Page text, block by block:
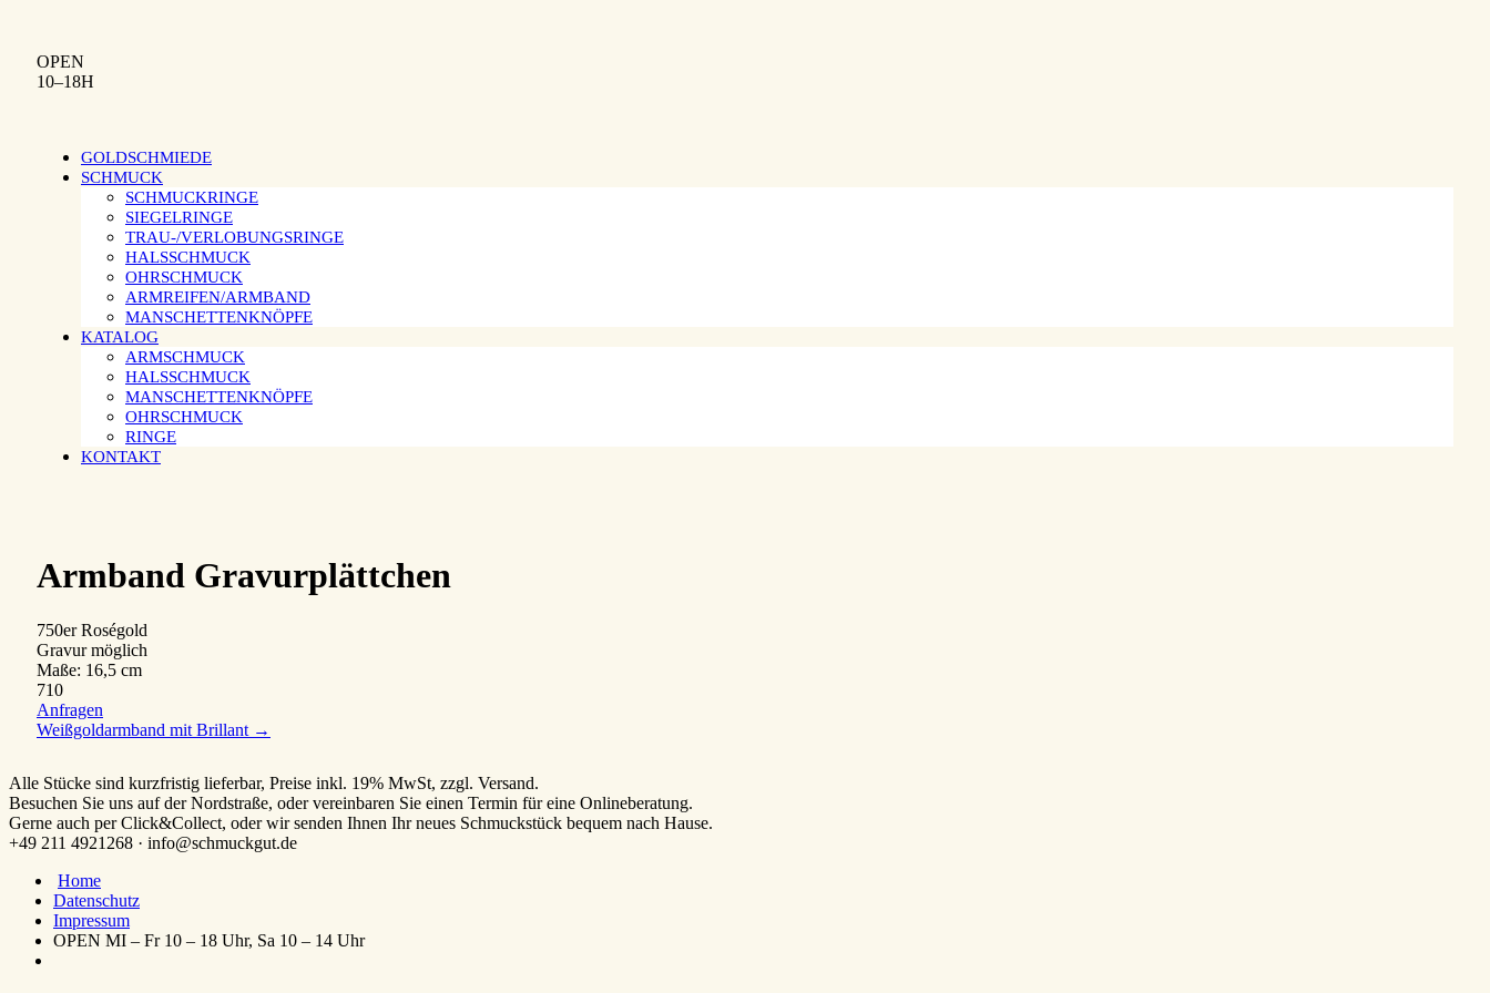
OPEN
10–18H
GOLDSCHMIEDE
SCHMUCK
SCHMUCKRINGE
SIEGELRINGE
TRAU-/VERLOBUNGSRINGE
HALSSCHMUCK
OHRSCHMUCK
ARMREIFEN/ARMBAND
MANSCHETTENKNÖPFE
KATALOG
ARMSCHMUCK
HALSSCHMUCK
MANSCHETTENKNÖPFE
OHRSCHMUCK
RINGE
KONTAKT
Armband Gravurplättchen
750er Roségold
Gravur möglich
Maße: 16,5 cm
710
Anfragen
Weißgoldarmband mit Brillant →
Alle Stücke sind kurzfristig lieferbar, Preise inkl. 19% MwSt, zzgl. Versand.
Besuchen Sie uns auf der Nordstraße, oder vereinbaren Sie einen Termin für eine Onlineberatung.
Gerne auch per Click&Collect, oder wir senden Ihnen Ihr neues Schmuckstück bequem nach Hause.
+49 211 4921268 · info@schmuckgut.de
Home
Datenschutz
Impressum
OPEN MI – Fr 10 – 18 Uhr, Sa 10 – 14 Uhr